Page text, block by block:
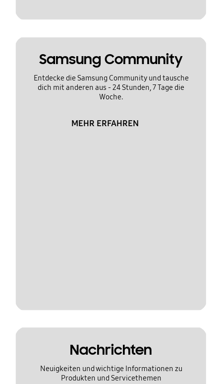
Samsung Community
Entdecke die Samsung Community und tausche
dich mit anderen aus - 24 Stunden, 7 Tage die
Woche.
MEHR ERFAHREN
Nachrichten
Neuigkeiten und wichtige Informationen zu
Produkten und Servicethemen